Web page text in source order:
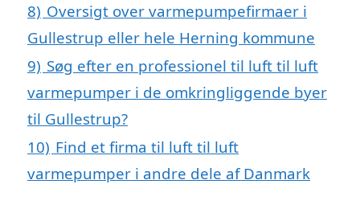
8) Oversigt over varmepumpefirmaer i
Gullestrup eller hele Herning kommune
9) Søg efter en professionel til luft til luft
varmepumper i de omkringliggende byer
til Gullestrup?
10) Find et firma til luft til luft
varmepumper i andre dele af Danmark